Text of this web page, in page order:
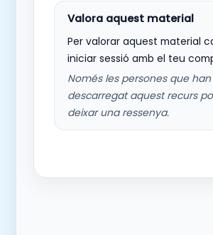
Per valorar aquest material
iniciar sessió amb el teu
Només les persones que han
descarregat aquest recurs
deixar una ressenya.